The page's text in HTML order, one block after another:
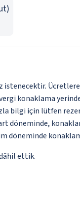
istenecektir.
konaklama
bilgi için lütfen
döneminde,
döneminde
ettik.